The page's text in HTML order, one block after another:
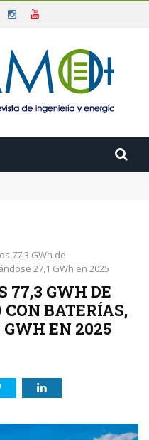
una subasta de 600
77,3 GWh de
27,1 GWh en 2025
77,3 GWH DE
BATERÍAS,
EN 2025